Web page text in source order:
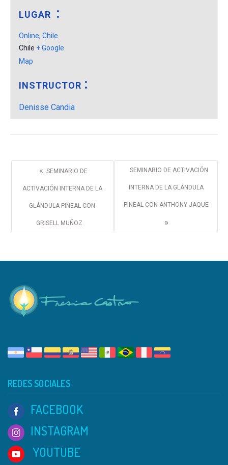
LUGAR
Online, Chile
Chile + Google
Map
INSTRUCTOR
Denisse Candia
« SEMINARIO DE
ACTIVACIÓN INTERNA DE LA
GLÁNDULA PINEAL CON
GRISELL MUÑOZ
SEMINARIO DE ACTIVACIÓN
INTERNA DE LA GLÁNDULA
PINEAL CON ANTHONY JAQUE
»
REDES SOCIALES
FACEBOOK
INSTAGRAM
YOUTUBE